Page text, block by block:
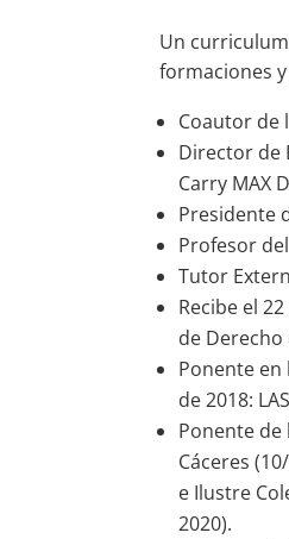
Un
formaciones
Coautor de
Director de
Carry MAX
Presidente
Profesor
Tutor
Recibe el
de
Ponente en
de 2018:
Ponente de
Cáceres
e Ilustre
2020).